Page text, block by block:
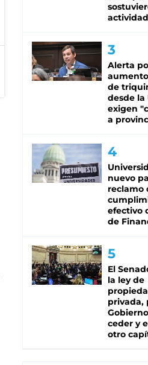
actividad
Alerta
de
desde la
exigen
a
nuevo
reclamo
efectivo
de
El
la ley de
privada,
ceder y
otro